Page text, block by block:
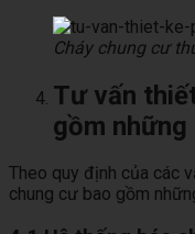
Cháy chung cư
Tư vấn
gồm những
Theo quy định của các
chung cư bao gồm